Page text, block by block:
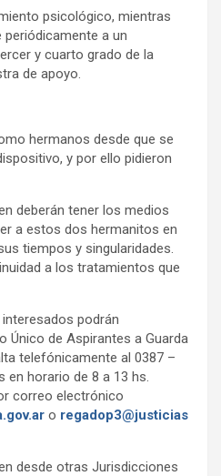
psicológico, mientras
periódicamente a un
y cuarto grado de la
de apoyo.
hermanos desde que se
y por ello pidieron
deberán tener los medios
a estos dos hermanitos en
tiempos y singularidades.
a los tratamientos que
podrán
Único de Aspirantes a Guarda
telefónicamente al 0387 –
en horario de 8 a 13 hs.
correo electrónico
o regadop3@justicias
desde otras Jurisdicciones